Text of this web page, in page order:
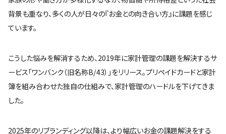
背景も重なり、多くの人が日々の『お金との向き合い方』に課題を感じ
ています。
こうした悩みを解消するため、2019年に家計管理の課題を解決するサ
ービス「ワンバンク（旧名称B/43）」をリリース。プリペイドカードと家計
簿を組み合わせた独自の仕組みで、家計管理のハードルを下げてきま
した。
2025年のリブランディング以降は、より幅広いお金の課題解決をする